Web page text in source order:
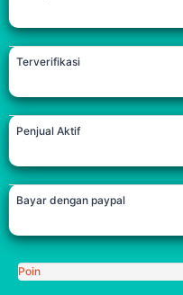
Terverifikasi
Penjual Aktif
Bayar dengan paypal
Poin